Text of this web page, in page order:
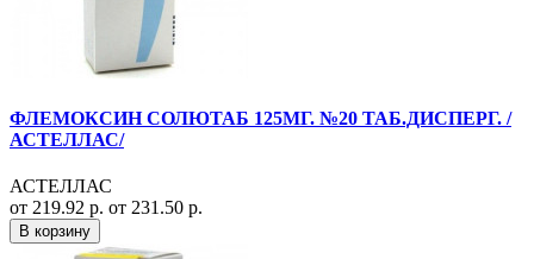
ФЛЕМОКСИН СОЛЮТАБ 125МГ. №20 ТАБ.ДИСПЕРГ. /
АСТЕЛЛАС/
АСТЕЛЛАС
от 219.92 р. от 231.50 р.
В корзину